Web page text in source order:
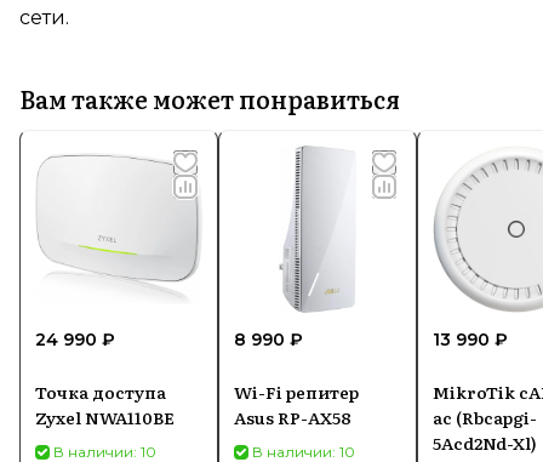
сети.
Вам также может понравиться
24 990 ₽
Точка доступа
Zyxel NWA110BE
В наличии: 10
8 990 ₽
Wi-Fi репитер
Asus RP-AX58
В наличии: 10
13 990 ₽
MikroTik
ac (Rbcapgi-
5Acd2Nd-Xl)